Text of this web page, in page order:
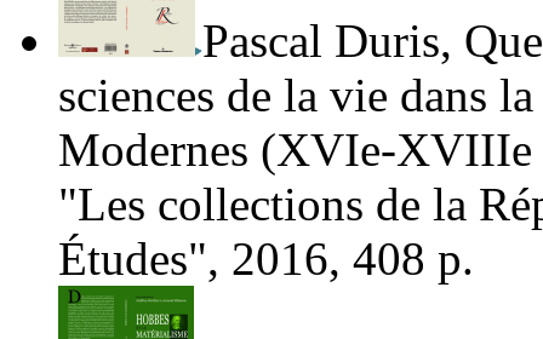
Pascal Duris,
sciences de la vie dans
Modernes (XVIe-XVIIIe
"Les collections de la
Études", 2016, 408 p.